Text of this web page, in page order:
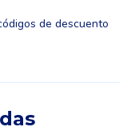
de descuento